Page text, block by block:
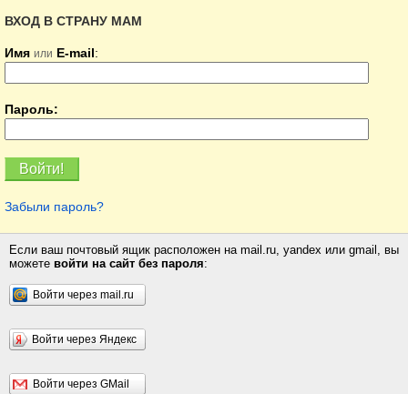
ВХОД В СТРАНУ МАМ
Имя или E-mail:
Пароль:
Забыли пароль?
Если ваш почтовый ящик расположен на mail.ru, yandex или gmail, вы
можете войти на сайт без пароля:
Войти через mail.ru
Войти через Яндекс
Войти через GMail